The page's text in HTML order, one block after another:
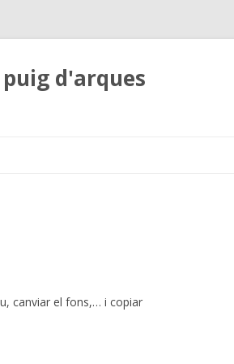
d'arques
canviar el fons,… i copiar